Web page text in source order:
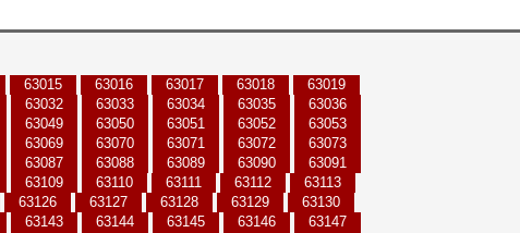
63015 63016 63017 63018
63019
63032 63033 63034 63035
63036
63049 63050 63051 63052
63053
63069 63070 63071 63072
63073
63087 63088 63089 63090
63091
63109 63110 63111 63112
63113
63126 63127 63128 63129
63130
63143 63144 63145 63146
63147